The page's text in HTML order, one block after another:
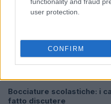
user protection.
CONFIRM
Bocciature scolastiche: i
fatto discutere